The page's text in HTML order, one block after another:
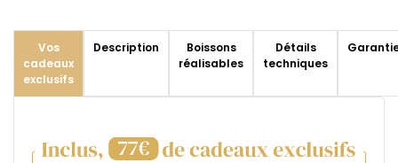
Vos
cadeaux
exclusifs
Description
Boissons
réalisables
Détails
techniques